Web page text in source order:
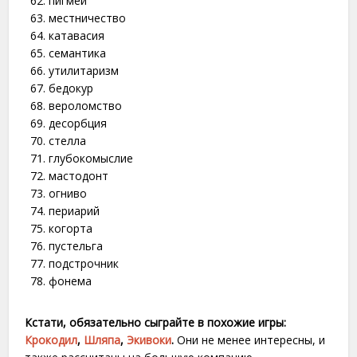
местничество
катавасия
семантика
утилитаризм
бедокур
вероломство
десорбция
стелла
глубокомыслие
мастодонт
огниво
периарий
когорта
пустельга
подстрочник
фонема
Кстати, обязательно сыграйте в похожие игры:
Крокодил, Шляпа,Экивоки.Они не менее интересны, и